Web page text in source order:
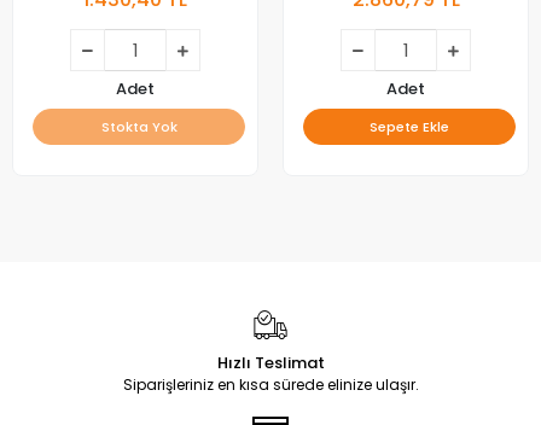
7032LED-MCPCB-R V2GE-
500SMB-R0
Adet
Stokta Yok
Adet
Sepete Ekle
Hızlı Teslimat
Siparişleriniz en kısa sürede elinize ulaşır.